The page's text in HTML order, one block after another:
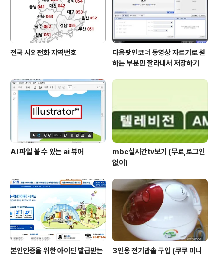
전국 시외전화 지역번호
다음팟인코더 동영상 자르기로 원
하는 부분만 잘라내서 저장하기
AI 파일 볼 수 있는 ai 뷰어
mbc실시간tv보기 (무료,로그인
없이)
본인인증을 위한 아이핀 발급받는
3인용 전기밥솥 구입 (쿠쿠 미니